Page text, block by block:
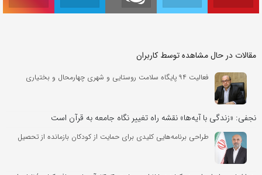
مقالات در حال مشاهده توسط کاربران
فعالیت ۹۴ پایگاه سلامت روستایی و شهری چهارمحال و بختیاری
نجفی: «زندگی با آیه‌ها» نقشه راه تغییر نگاه جامعه به قرآن است
طراحی برنامه‌هایی کلیدی برای حمایت از کودکان بازمانده از تحصیل